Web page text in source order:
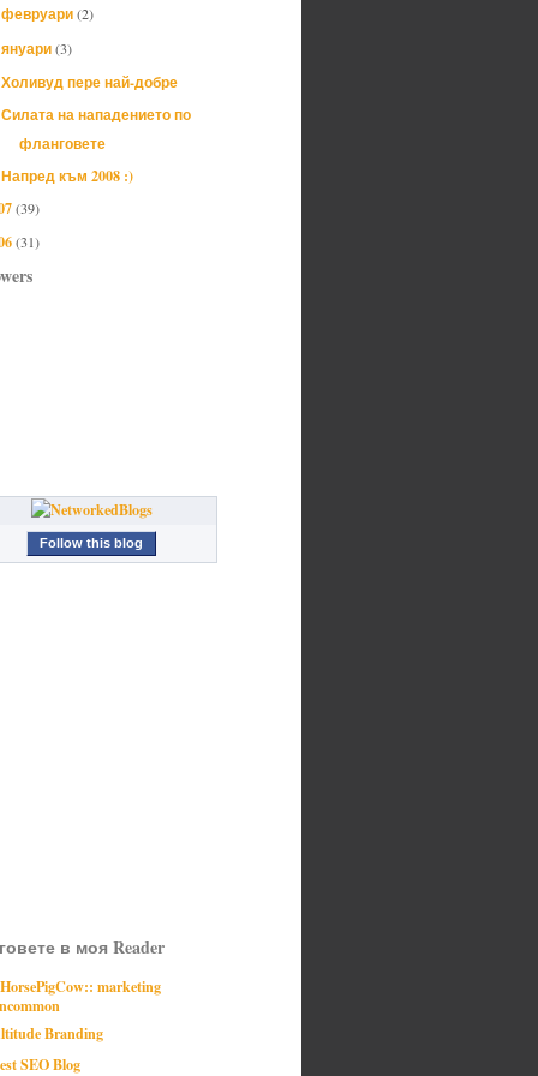
февруари(2)
януари(3)
Холивуд пере най-добре
Силата на нападението по
фланговете
Напред към 2008 :)
(39)
(31)
Follow this blog
в моя Reader
marketing
Branding
SEO Blog